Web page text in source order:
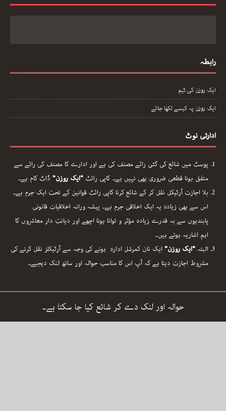
رابطہ
ایک روزن کی ٹیم
ایک روزن پہ کیسے لکھا جائے
ادارتی نوٹ
پوسٹ میں شائع کی گئی رائے مصنف کی ہے اور ادارے کا مصنف کی رائے سے
متفق ہونا قطعی ضروری بھی نہیں ہے۔ کاپی رائٹ “ایک روزن” ڈاٹ کام ہے۔
بلا اجازت آرٹیکل نقل کر کے شائع کرنا کاپی رائٹ قوانین کے تحت ایک جرم ہے۔
اس سے بھی زیادہ یہ ایک اخلاقی جرم ہے۔ پیشہ ورانہ اخلاقیات قانونی
پابندیوں سے بہ قدرے زیادہ مؤثر و توانا ہونا اچھے اور دیانت دار معاشروں کا
اہم اشاریہ ہوتے ہیں۔
البتہ “ایک روزن” ایک نان کمرشل ادارہ ہونے کی وجہ سے آرٹیکلز نقل کرنے کی
مشروط اجازت دیتا ہے کہ آپ اس کا مناسب حوالہ اور ساتھ لنک دیجیے۔
حوالہ اور لنک دے کر شائع کیا جا سکتا ہے۔